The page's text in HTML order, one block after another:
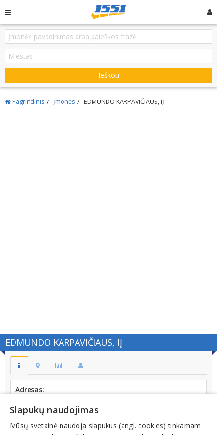
Ieškoti
Pagrindinis Įmonės EDMUNDO KARPAVIČIAUS, IĮ
EDMUNDO KARPAVIČIAUS, IĮ
Adresas:
Kodas:
300663913
Slapukų naudojimas
Mūsų svetainė naudoja slapukus (angl. cookies) tinkamam